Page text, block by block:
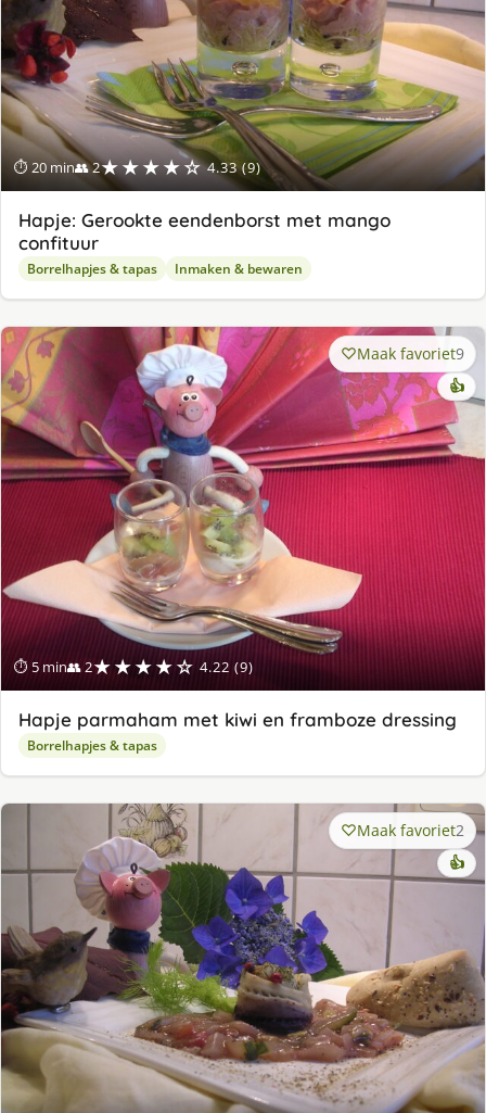
⏱ 20 min👥 2★★★★☆ 4.33 (9)
Hapje: Gerookte eendenborst met mango
confituur
Borrelhapjes & tapas Inmaken & bewaren
⏱ 5 min👥 2★★★★☆ 4.22 (9)
Maak favoriet9
👍
Hapje parmaham met kiwi en framboze dressing
Borrelhapjes & tapas
Maak favoriet2
👍